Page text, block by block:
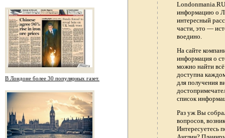
В Лондоне более 30 популярных газет.
информацию о
интересный
части, это —
воедино.
На сайте
информация о
можно найти
доступна
для получения
список
Раз уж Вы
вопросов,
Интересуетесь